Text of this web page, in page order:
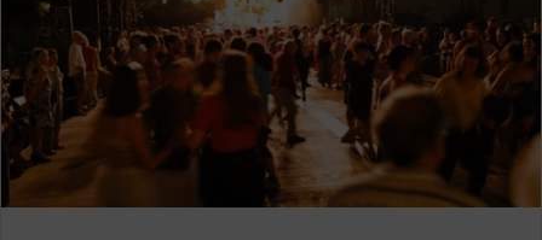
la
billetterie
est
ouverte